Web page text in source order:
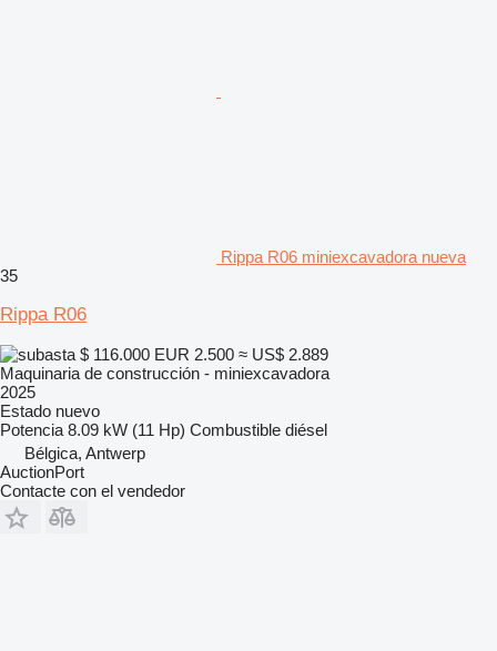
Rippa R06 miniexcavadora nueva
35
Rippa R06
$ 116.000 EUR 2.500 ≈ US$ 2.889
Maquinaria de construcción - miniexcavadora
2025
Estado nuevo
Potencia 8.09 kW (11 Hp) Combustible diésel
Bélgica, Antwerp
AuctionPort
Contacte con el vendedor